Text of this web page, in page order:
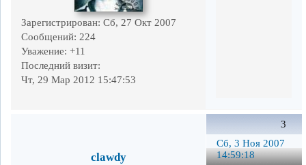
Зарегистрирован: Сб, 27 Окт 2007
Сообщений: 224
Уважение: +11
Последний визит:
Чт, 29 Мар 2012 15:47:53
3
Сб, 3 Ноя 2007
14:59:18
clawdy